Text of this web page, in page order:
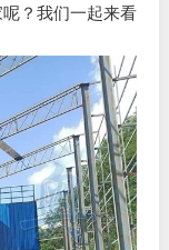
？我们一起来看